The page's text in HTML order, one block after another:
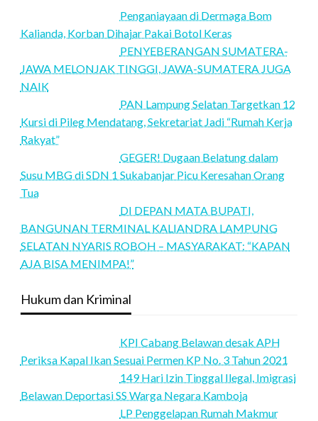
Penganiayaan di Dermaga Bom
Kalianda, Korban Dihajar Pakai Botol Keras
PENYEBERANGAN SUMATERA-
JAWA MELONJAK TINGGI, JAWA-SUMATERA JUGA
NAIK
PAN Lampung Selatan Targetkan 12
Kursi di Pileg Mendatang, Sekretariat Jadi “Rumah Kerja
Rakyat”
GEGER! Dugaan Belatung dalam
Susu MBG di SDN 1 Sukabanjar Picu Keresahan Orang
Tua
DI DEPAN MATA BUPATI,
BANGUNAN TERMINAL KALIANDRA LAMPUNG
SELATAN NYARIS ROBOH – MASYARAKAT: “KAPAN
AJA BISA MENIMPA!”
Hukum dan Kriminal
KPI Cabang Belawan desak APH
Periksa Kapal Ikan Sesuai Permen KP No. 3 Tahun 2021
149 Hari Izin Tinggal Ilegal, Imigrasi
Belawan Deportasi SS Warga Negara Kamboja
LP Penggelapan Rumah Makmur